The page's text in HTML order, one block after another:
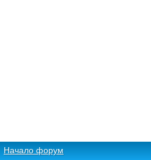
Начало форум